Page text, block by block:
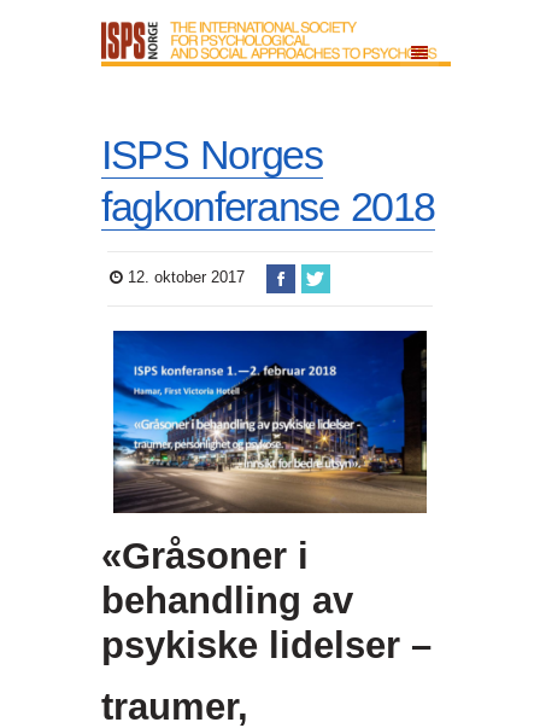
ISPS Norges
fagkonferanse 2018
12. oktober 2017
«Gråsoner i
behandling av
psykiske lidelser –
traumer,